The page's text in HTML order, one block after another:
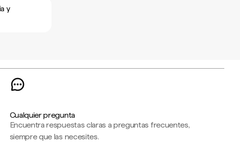
y
Cualquier pregunta
Encuentra respuestas claras a preguntas frecuentes,
siempre que las necesites.